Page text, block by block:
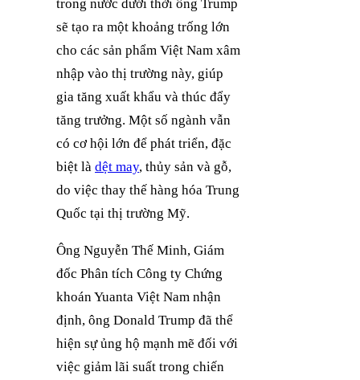
trong nước dưới thời ông Trump
sẽ tạo ra một khoảng trống lớn
cho các sản phẩm Việt Nam xâm
nhập vào thị trường này, giúp
gia tăng xuất khẩu và thúc đẩy
tăng trưởng. Một số ngành vẫn
có cơ hội lớn để phát triển, đặc
biệt là dệt may, thủy sản và gỗ,
do việc thay thế hàng hóa Trung
Quốc tại thị trường Mỹ.
Ông Nguyễn Thế Minh, Giám
đốc Phân tích Công ty Chứng
khoán Yuanta Việt Nam nhận
định, ông Donald Trump đã thể
hiện sự ủng hộ mạnh mẽ đối với
việc giảm lãi suất trong chiến